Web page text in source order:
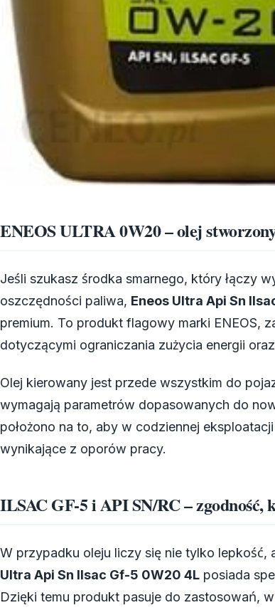
ENEOS ULTRA 0W20 – olej
Jeśli szukasz środka smarnego, który łączy
oszczędności paliwa, Eneos Ultra Api Sn
premium. To produkt flagowy marki ENEOS,
dotyczącymi ograniczania zużycia energii
Olej kierowany jest przede wszystkim do
wymagają parametrów dopasowanych do
położono na to, aby w codziennej
wynikające z oporów pracy.
ILSAC GF-5 i API SN/RC – zgodność,
W przypadku oleju liczy się nie tylko lepkość,
Ultra Api Sn Ilsac Gf-5 0W20 4L posiada
Dzięki temu produkt pasuje do zastosowań,